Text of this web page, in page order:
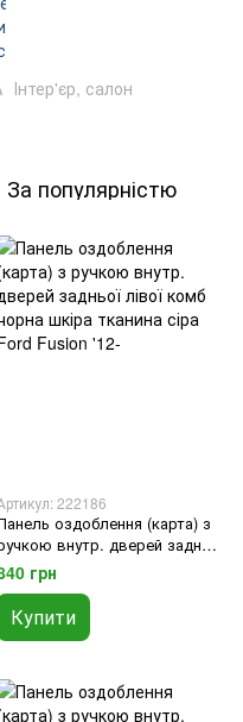
Інтер'єр, салон
За популярністю
222186
оздоблення (карта) з
внутр. дверей задньої
комб чорна шкіра
сіра Ford Fusion '12-
грн
Купити